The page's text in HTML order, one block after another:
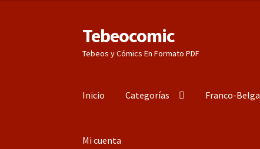
Ir
a
la
Ir
al
contenido
Tebeocomic
Tebeos y Cómics En Formato PDF
Inicio Categorías Franco-Belga
Mi cuenta